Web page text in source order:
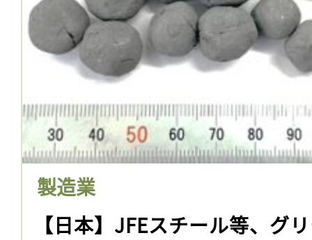
製造業
【日本】JFEスチール等、グ